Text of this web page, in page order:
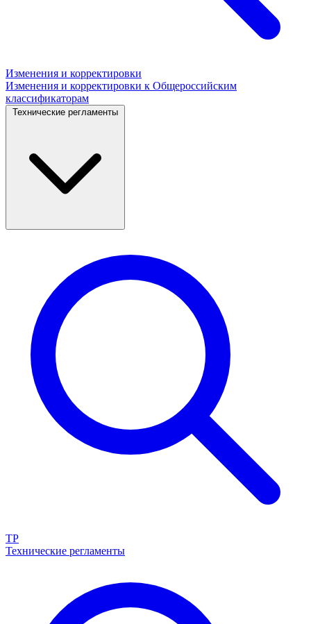
Изменения и корректировки
Изменения и корректировки к Общероссийским
классификаторам
Технические регламенты
ТР
Технические регламенты